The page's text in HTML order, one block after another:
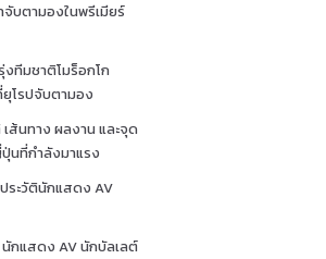
บตามองในพรีเมียร์
ทีมชาติโมร็อกโก
โรปจับตามอง
เส้นทาง ผลงาน และจุด
นที่กำลังมาแรง
ประวัตินักแสดง AV
นักแสดง AV นักบัลเลต์